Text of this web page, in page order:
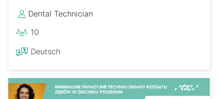
Dental Technician
10
Deutsch